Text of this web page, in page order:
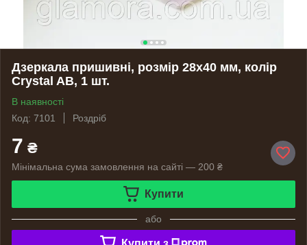
Дзеркала пришивні, розмір 28х40 мм, колір
Crystal AB, 1 шт.
В наявності
Код: 7101
Роздріб
7 ₴
Мінімальна сума замовлення на сайті — 200 ₴
Купити
або